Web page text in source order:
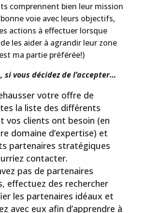
comprennent bien leur mission
voie avec leurs objectifs,
actions à effectuer lorsque
les aider à agrandir leur zone
ma partie préférée!)
si vous décidez de l’accepter…
votre offre de
la liste des différents
vos clients ont besoin (en
domaine d’expertise) et
partenaires stratégiques
contacter.
pas de partenaires
effectuez des rechercher
les partenaires idéaux et
avec eux afin d’apprendre à